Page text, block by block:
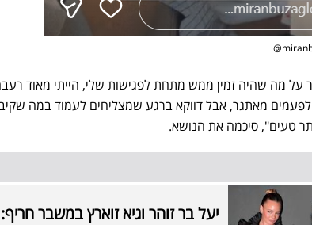
על מה שהיה זמין ממש מתחת לפגישות שלי, הייתי מאוד
לפעמים מאתגר, אבל דווקא ברגע שמצליחים לעמוד במה
טעים", סיכמה את הנושא.
יעל בר זוהר וגיא זוארץ במשבר